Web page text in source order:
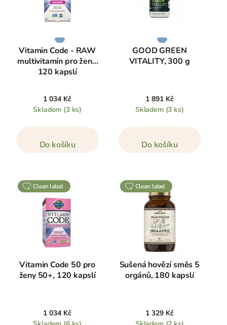
Vitamin Code - RAW
multivitamín pro ženy,
120 kapslí
1 034 Kč
Skladem (3 ks)
Do košíku
GOOD GREEN
VITALITY, 300 g
1 891 Kč
Skladem (3 ks)
Do košíku
clean label
Vitamin Code 50 pro
ženy 50+, 120 kapslí
1 034 Kč
clean label
Sušená hovězí směs 5
orgánů, 180 kapslí
1 329 Kč